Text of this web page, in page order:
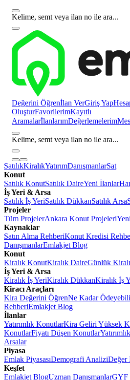
Kelime, semt veya ilan no ile ara...
Değerini Öğrenİlan VerGiriş Yap
OluşturFavorilerimKayıtlı
AramalarİlanlarımDeğerlemelerim
Kelime, semt veya ilan no ile ara...
SatılıkKiralıkYatırımDanışmanlarSat
Konut
Satılık KonutSatılık DaireYeni İlanlar
İş Yeri & Arsa
Satılık İş YeriSatılık DükkanSatılık Arsa
Projeler
Tüm ProjelerAnkara Konut Projeleri
Kaynaklar
Satın Alma RehberiKonut Kredisi
DanışmanlarEmlakjet Blog
Konut
Kiralık KonutKiralık DaireGünlük
İş Yeri & Arsa
Kiralık İş YeriKiralık DükkanKiralık İş
Kiracı Araçları
Kira Değerini ÖğrenNe Kadar
RehberiEmlakjet Blog
İlanlar
Yatırımlık KonutlarKira Geliri Yüksek
KonutlarFiyatı Düşen Konutlar
Arsalar
Piyasa
Emlak PiyasasıDemografi AnaliziDeğer
Keşfet
Emlakjet BlogUzman DanışmanlarGYF